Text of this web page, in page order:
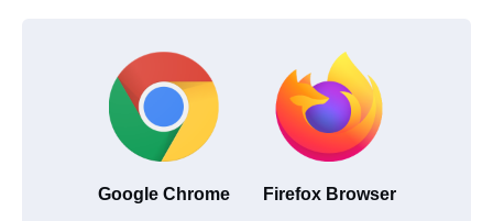
Google Chrome Firefox Browser